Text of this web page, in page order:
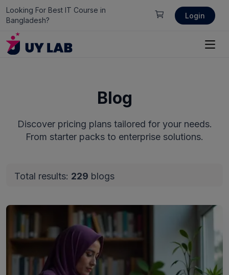
Looking For Best IT Course in
Bangladesh?
Login
Blog
Discover pricing plans tailored for your needs.
From starter packs to enterprise solutions.
Total results: 229 blogs